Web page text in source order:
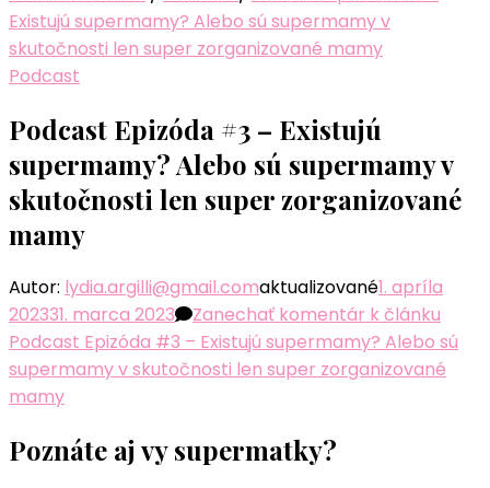
Existujú supermamy? Alebo sú supermamy v
skutočnosti len super zorganizované mamy
Podcast
Podcast Epizóda #3 – Existujú
supermamy? Alebo sú supermamy v
skutočnosti len super zorganizované
mamy
Autor: lydia.argilli@gmail.comaktualizované1. apríla
202331. marca 2023 Zanechať komentár k článku
Podcast Epizóda #3 – Existujú supermamy? Alebo sú
supermamy v skutočnosti len super zorganizované
mamy
Poznáte aj vy supermatky?